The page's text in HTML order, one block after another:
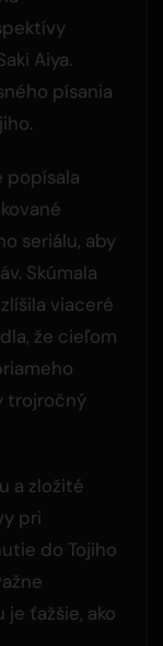
Aiya.
písania
popísala
seriálu, aby
Skúmala
viaceré
že cieľom
trojročný
a zložité
pri
do Tojiho
ťažšie, ako